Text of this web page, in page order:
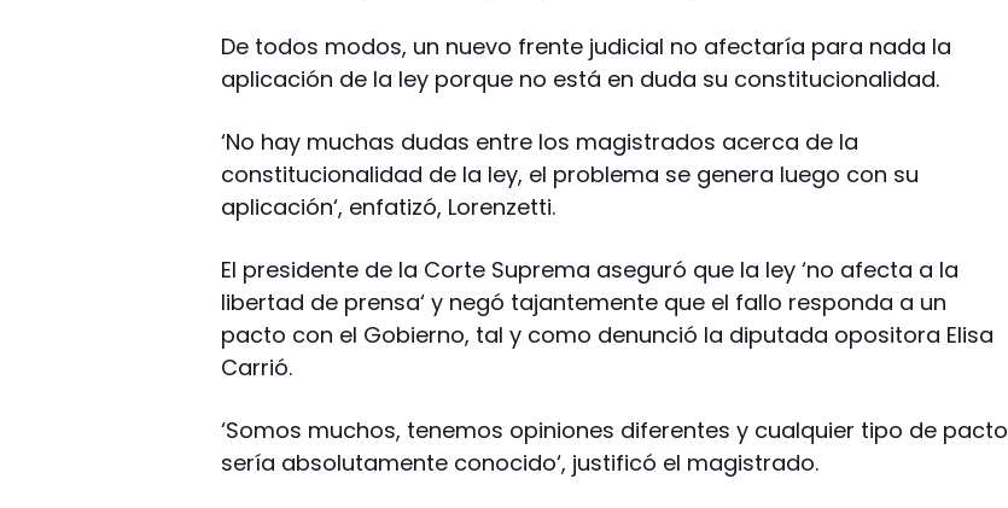
De todos modos, un nuevo frente judicial no afectaría para nada la
aplicación de la ley porque no está en duda su constitucionalidad.
‘No hay muchas dudas entre los magistrados acerca de la
constitucionalidad de la ley, el problema se genera luego con su
aplicación‘, enfatizó, Lorenzetti.
El presidente de la Corte Suprema aseguró que la ley ‘no afecta a la
libertad de prensa‘ y negó tajantemente que el fallo responda a un
pacto con el Gobierno, tal y como denunció la diputada opositora Elisa
Carrió.
‘Somos muchos, tenemos opiniones diferentes y cualquier tipo de pacto
sería absolutamente conocido‘, justificó el magistrado.